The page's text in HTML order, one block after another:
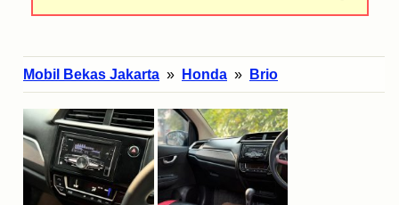
Mobil Bekas Jakarta » Honda » Brio